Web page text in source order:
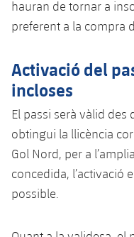
Resultats
Fotos
Voleibol femení
Carnet de
League of
VALORANT
eFootball
hauran de tornar a
preferent a la compra
Activació del
incloses
El passi serà vàlid
obtingui la llicència
Gol Nord, per a
concedida, l’activació
possible.